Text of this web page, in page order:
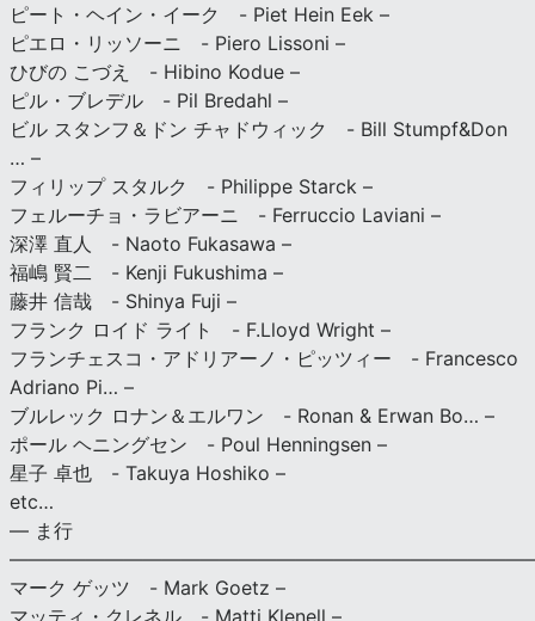
ピート・ヘイン・イーク - Piet Hein Eek –
ピエロ・リッソーニ - Piero Lissoni –
ひびの こづえ - Hibino Kodue –
ピル・ブレデル - Pil Bredahl –
ビル スタンフ＆ドン チャドウィック - Bill Stumpf&Don
… –
フィリップ スタルク - Philippe Starck –
フェルーチョ・ラビアーニ - Ferruccio Laviani –
深澤 直人 - Naoto Fukasawa –
福嶋 賢二 - Kenji Fukushima –
藤井 信哉 - Shinya Fuji –
フランク ロイド ライト - F.Lloyd Wright –
フランチェスコ・アドリアーノ・ピッツィー - Francesco
Adriano Pi… –
ブルレック ロナン＆エルワン - Ronan & Erwan Bo… –
ポール ヘニングセン - Poul Henningsen –
星子 卓也 - Takuya Hoshiko –
etc…
— ま行
マーク ゲッツ - Mark Goetz –
マッティ・クレネル - Matti Klenell –